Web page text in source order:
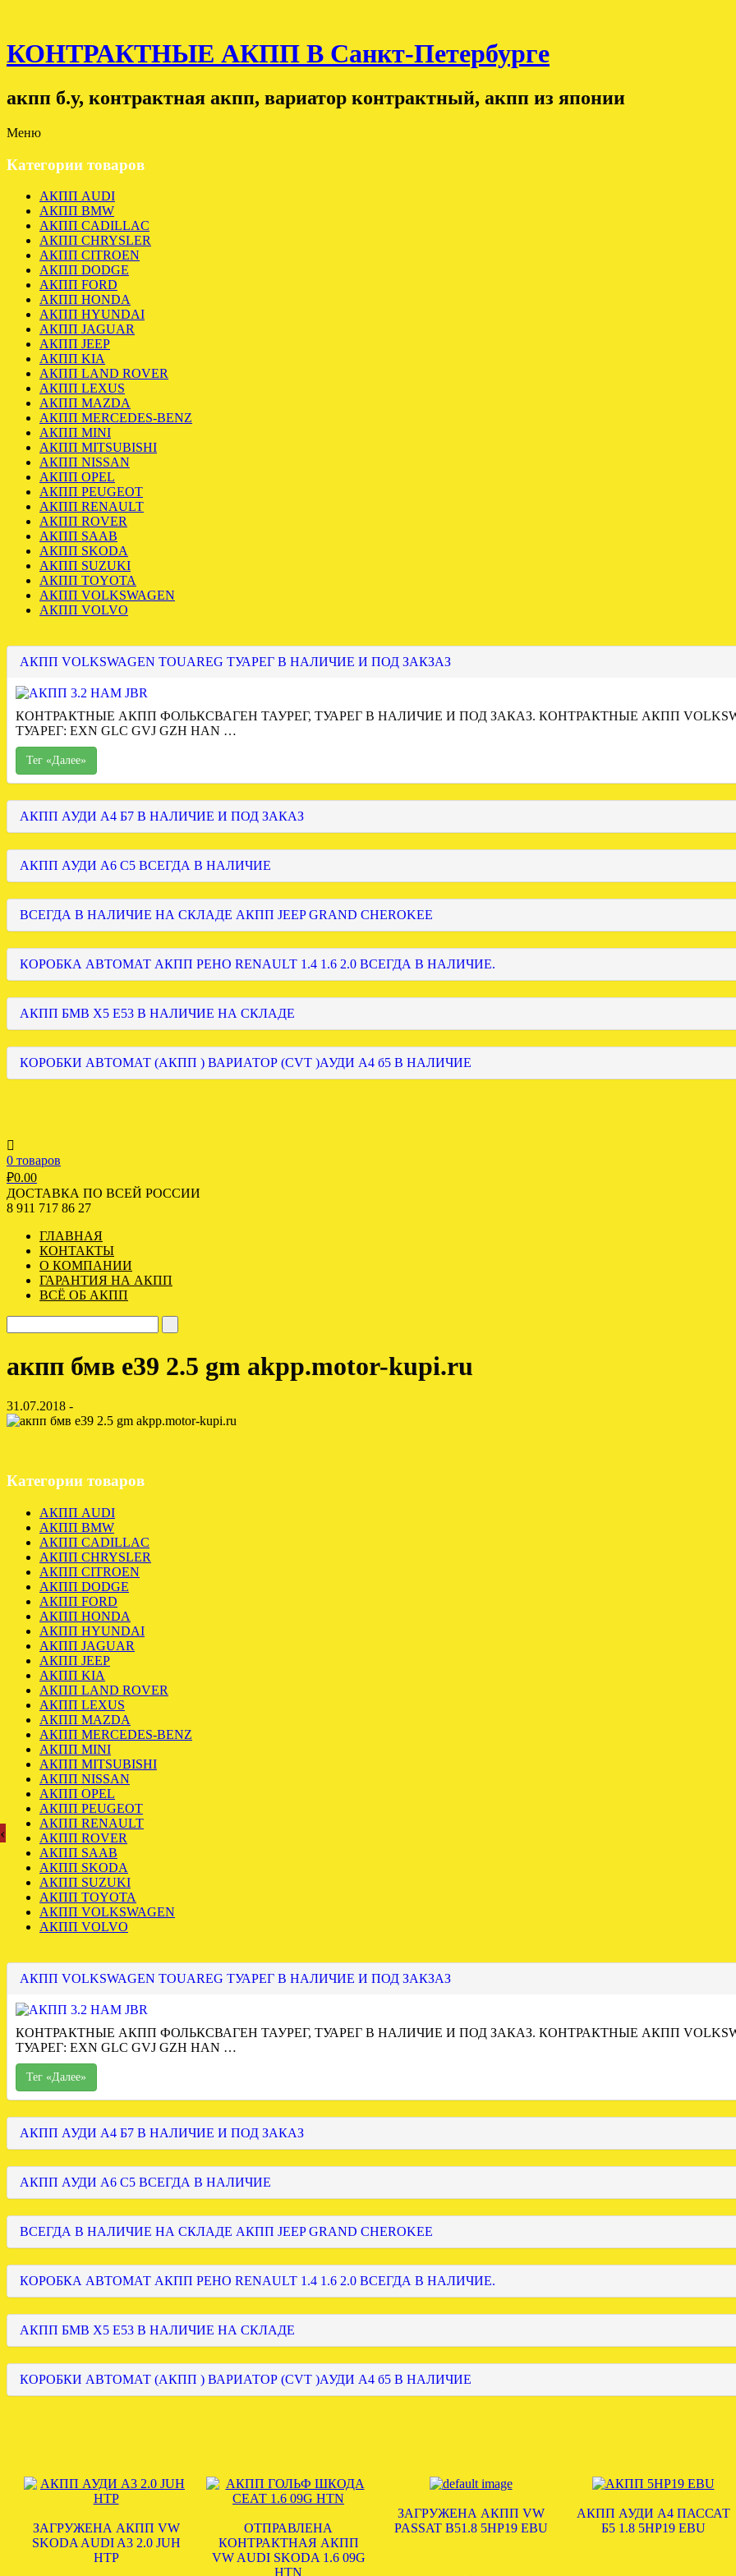
КОНТРАКТНЫЕ АКПП В Санкт-Петербурге
акпп б.у, контрактная акпп, вариатор контрактный, акпп из японии
Меню
Категории товаров
АКПП AUDI
АКПП BMW
АКПП CADILLAC
АКПП CHRYSLER
АКПП CITROEN
АКПП DODGE
АКПП FORD
АКПП HONDA
АКПП HYUNDAI
АКПП JAGUAR
АКПП JEEP
АКПП KIA
АКПП LAND ROVER
АКПП LEXUS
АКПП MAZDA
АКПП MERCEDES-BENZ
АКПП MINI
АКПП MITSUBISHI
АКПП NISSAN
АКПП OPEL
АКПП PEUGEOT
АКПП RENAULT
АКПП ROVER
АКПП SAAB
АКПП SKODA
АКПП SUZUKI
АКПП TOYOTA
АКПП VOLKSWAGEN
АКПП VOLVO
АКПП VOLKSWAGEN TOUAREG ТУАРЕГ В НАЛИЧИЕ И ПОД ЗАКЗАЗ
КОНТРАКТНЫЕ АКПП ФОЛЬКСВАГЕН ТАУРЕГ, ТУАРЕГ В НАЛИЧИЕ И ПОД ЗАКАЗ. КОНТРАКТНЫЕ АКПП
ТУАРЕГ: EXN GLC GVJ GZH HAN …
Тег «Далее»
АКПП АУДИ А4 Б7 В НАЛИЧИЕ И ПОД ЗАКАЗ
АКПП АУДИ А6 С5 ВСЕГДА В НАЛИЧИЕ
ВСЕГДА В НАЛИЧИЕ НА СКЛАДЕ АКПП JEEP GRAND CHEROKEE
КОРОБКА АВТОМАТ АКПП РЕНО RENAULT 1.4 1.6 2.0 ВСЕГДА В НАЛИЧИЕ.
АКПП БМВ Х5 Е53 В НАЛИЧИЕ НА СКЛАДЕ
КОРОБКИ АВТОМАТ (АКПП ) ВАРИАТОР (CVT )АУДИ А4 б5 В НАЛИЧИЕ
0 товаров
₽0.00
ДОСТАВКА ПО ВСЕЙ РОССИИ
8 911 717 86 27
ГЛАВНАЯ
КОНТАКТЫ
О КОМПАНИИ
ГАРАНТИЯ НА АКПП
ВСЁ ОБ АКПП
акпп бмв е39 2.5 gm akpp.motor-kupi.ru
31.07.2018 -
Категории товаров
АКПП AUDI
АКПП BMW
АКПП CADILLAC
АКПП CHRYSLER
АКПП CITROEN
АКПП DODGE
АКПП FORD
АКПП HONDA
АКПП HYUNDAI
АКПП JAGUAR
АКПП JEEP
АКПП KIA
АКПП LAND ROVER
АКПП LEXUS
АКПП MAZDA
АКПП MERCEDES-BENZ
АКПП MINI
АКПП MITSUBISHI
АКПП NISSAN
АКПП OPEL
АКПП PEUGEOT
АКПП RENAULT
АКПП ROVER
АКПП SAAB
АКПП SKODA
АКПП SUZUKI
АКПП TOYOTA
АКПП VOLKSWAGEN
АКПП VOLVO
АКПП VOLKSWAGEN TOUAREG ТУАРЕГ В НАЛИЧИЕ И ПОД ЗАКЗАЗ
КОНТРАКТНЫЕ АКПП ФОЛЬКСВАГЕН ТАУРЕГ, ТУАРЕГ В НАЛИЧИЕ И ПОД ЗАКАЗ. КОНТРАКТНЫЕ АКПП
ТУАРЕГ: EXN GLC GVJ GZH HAN …
Тег «Далее»
АКПП АУДИ А4 Б7 В НАЛИЧИЕ И ПОД ЗАКАЗ
АКПП АУДИ А6 С5 ВСЕГДА В НАЛИЧИЕ
ВСЕГДА В НАЛИЧИЕ НА СКЛАДЕ АКПП JEEP GRAND CHEROKEE
КОРОБКА АВТОМАТ АКПП РЕНО RENAULT 1.4 1.6 2.0 ВСЕГДА В НАЛИЧИЕ.
АКПП БМВ Х5 Е53 В НАЛИЧИЕ НА СКЛАДЕ
КОРОБКИ АВТОМАТ (АКПП ) ВАРИАТОР (CVT )АУДИ А4 б5 В НАЛИЧИЕ
ЗАГРУЖЕНА АКПП VW
SKODA AUDI A3 2.0 JUH
HTP
ОТПРАВЛЕНА
КОНТРАКТНАЯ АКПП
VW AUDI SKODA 1.6 09G
HTN
ЗАГРУЖЕНА АКПП VW
PASSAT B51.8 5HP19 EBU
АКПП АУДИ А4 ПАССАТ
Б5 1.8 5HP19 EBU
‹